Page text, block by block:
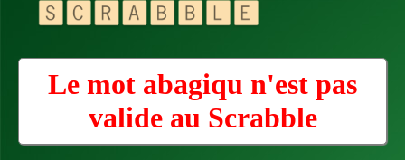
Le mot abagiqu n'est pas
valide au Scrabble